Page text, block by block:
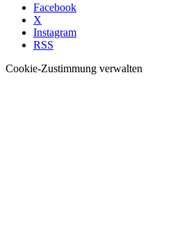
Facebook
X
Instagram
RSS
Cookie-Zustimmung verwalten